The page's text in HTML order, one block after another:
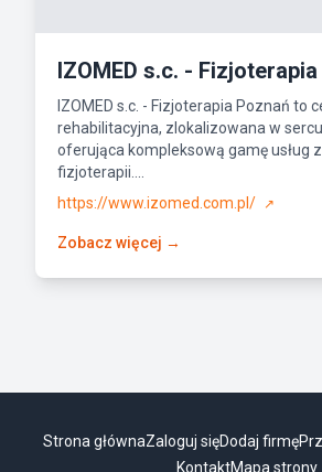
IZOMED s.c. -
IZOMED s.c. - Fizjoterapia Poznań to
rehabilitacyjna, zlokalizowana w
oferująca kompleksową gamę usług
fizjoterapii....
https://www.izomed.com.pl/
↗
Zobacz więcej →
Strona głównaZaloguj sięDodaj firmę
KontaktMapa strony